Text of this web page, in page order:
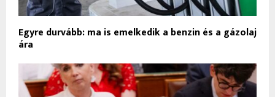
Egyre durvább: ma is emelkedik a benzin és a gázolaj
ára